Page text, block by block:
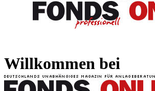
Willkommen bei